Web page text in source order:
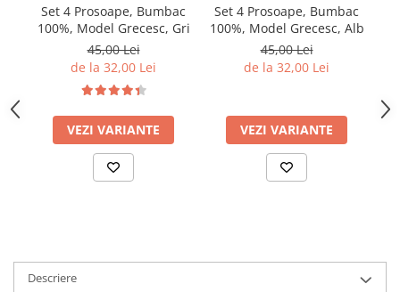
Set 4 Prosoape, Bumbac
100%, Model Grecesc, Gri
45,00 Lei
de la 32,00 Lei
VEZI VARIANTE
Set 4 Prosoape, Bumbac
100%, Model Grecesc, Alb
45,00 Lei
de la 32,00 Lei
VEZI VARIANTE
Descriere